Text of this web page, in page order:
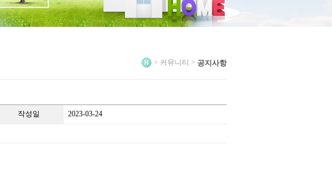
> 커뮤니티 > 공지사항
작성일 2023-03-24